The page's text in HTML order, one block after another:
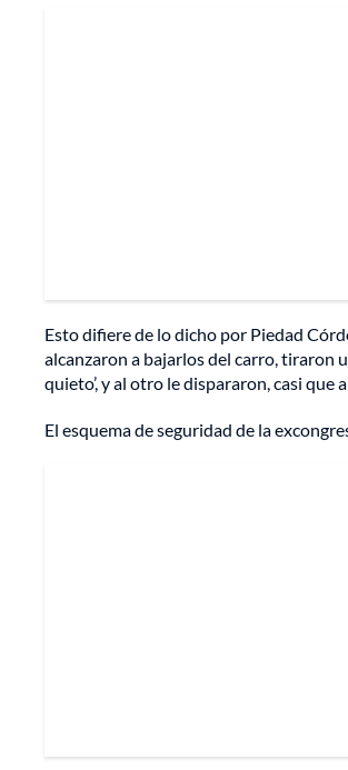
Esto difiere de lo dicho por Piedad
alcanzaron a bajarlos del carro, tiraron
quieto’, y al otro le dispararon, casi
El esquema de seguridad de la